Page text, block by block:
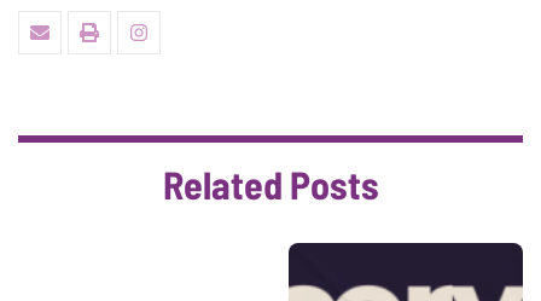
Related Posts